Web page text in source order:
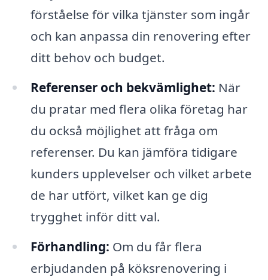
förståelse för vilka tjänster som ingår
och kan anpassa din renovering efter
ditt behov och budget.
Referenser och bekvämlighet: När
du pratar med flera olika företag har
du också möjlighet att fråga om
referenser. Du kan jämföra tidigare
kunders upplevelser och vilket arbete
de har utfört, vilket kan ge dig
trygghet inför ditt val.
Förhandling: Om du får flera
erbjudanden på köksrenovering i